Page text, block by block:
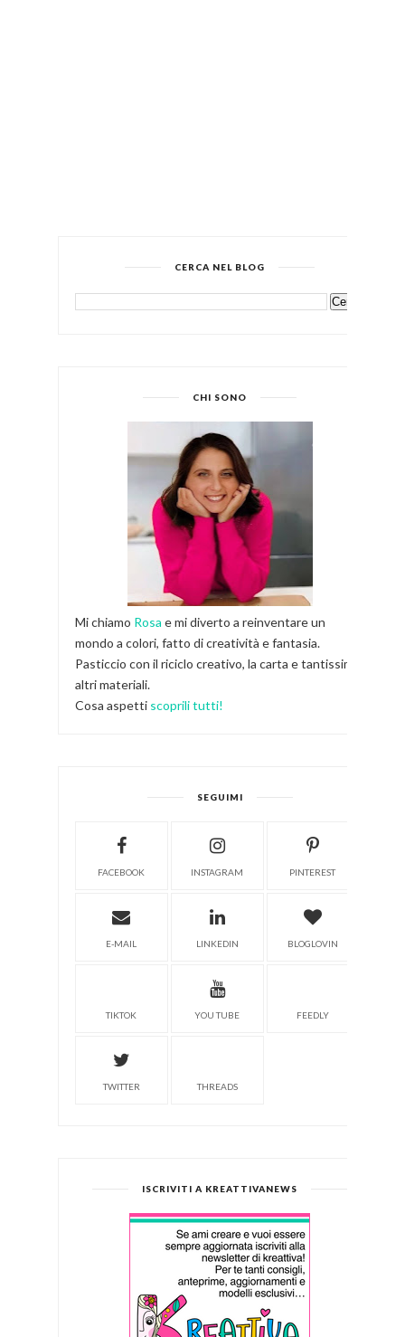
CERCA NEL BLOG
CHI SONO
Mi chiamo Rosa e mi diverto a reinventare un
mondo a colori, fatto di creatività e fantasia.
Pasticcio con il riciclo creativo, la carta e tantissimi
altri materiali.
Cosa aspetti scoprili tutti!
SEGUIMI
FACEBOOK INSTAGRAM PINTEREST
E-MAIL LINKEDIN BLOGLOVIN
TIKTOK YOU TUBE FEEDLY
TWITTER THREADS
ISCRIVITI A KREATTIVANEWS